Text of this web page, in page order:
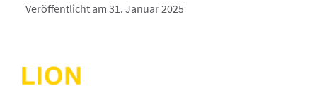
Veröffentlicht am 31. Januar 2025